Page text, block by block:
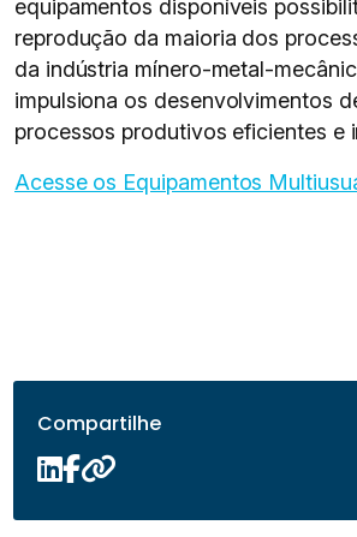
equipamentos disponíveis
reprodução da maioria dos
da indústria mínero-metal-
impulsiona os desenvolvimentos
processos produtivos eficientes e
Acesse os Equipamentos
Compartilhe